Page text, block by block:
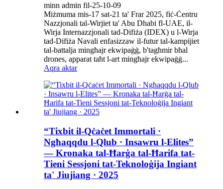
minn admin fil-25-10-09
Miżmuma mis-17 sat-21 ta' Frar 2025, fiċ-Ċentru
Nazzjonali tal-Wirjiet ta' Abu Dhabi fl-UAE, il-
Wirja Internazzjonali tad-Difiża (IDEX) u l-Wirja
tad-Difiża Navali enfasizzaw il-futur tal-kampijiet
tal-battalja mingħajr ekwipaġġ, b'tagħmir bħal
drones, apparat taħt l-art mingħajr ekwipaġġ...
Aqra aktar
“Tixbit il-Qċaċet Immortali ·
Ngħaqqdu l-Qlub · Insawru l-Elites”
— Kronaka tal-Ħarġa tal-Ħarifa tat-
Tieni Sessjoni tat-Teknoloġija Ingiant
ta' Jiujiang · 2025